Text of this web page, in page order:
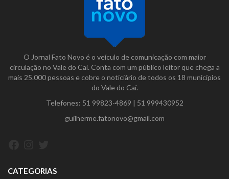
O Jornal Fato Novo é o veículo de comunicação com maior
circulação no Vale do Caí. Conta com um público leitor que chega a
mais 25.000 pessoas e cobre o noticiário de todos os 18 municípios
do Vale do Caí.
Telefones: 51 99823-4869 | 51 999430952
guilherme.fatonovo@gmail.com
CATEGORIAS